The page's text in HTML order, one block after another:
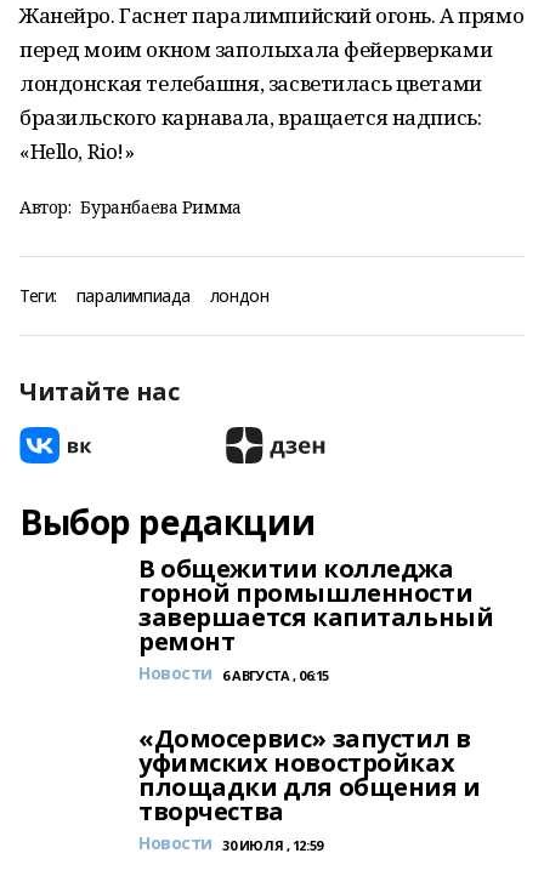
Жанейро. Гаснет паралимпийский огонь. А прямо
перед моим окном заполыхала фейерверками
лондонская телебашня, засветилась цветами
бразильского карнавала, вращается надпись:
«Hello, Rio!»
Автор: Буранбаева Римма
Теги: паралимпиада лондон
Читайте нас
Выбор редакции
В общежитии колледжа
горной промышленности
завершается капитальный
ремонт
Новости 6 АВГУСТА , 06:15
«Домосервис» запустил в
уфимских новостройках
площадки для общения и
творчества
Новости 30 ИЮЛЯ , 12:59